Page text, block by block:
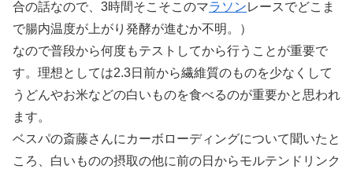
合の話なので、3時間そこそこのマラソンレースでどこま
で腸内温度が上がり発酵が進むか不明。）
なので普段から何度もテストしてから行うことが重要で
す。理想としては2.3日前から繊維質のものを少なくして
うどんやお米などの白いものを食べるのが重要かと思われ
ます。
ベスパの斎藤さんにカーボローディングについて聞いたと
ころ、白いものの摂取の他に前の日からモルテンドリンク